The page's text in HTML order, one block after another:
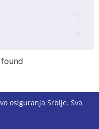
osiguranja Srbije. Sva